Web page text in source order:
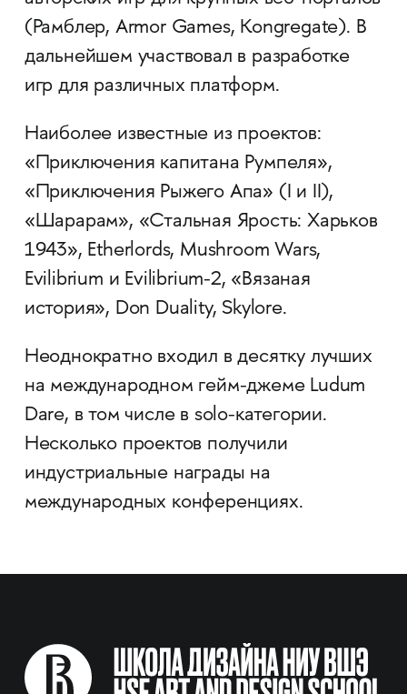
(Рамблер, Armor Games, Kongregate). В
дальнейшем участвовал в разработке
игр для различных платформ.
Наиболее известные из проектов:
«Приключения капитана Румпеля»,
«Приключения Рыжего Апа» (I и II),
«Шарарам», «Стальная Ярость: Харьков
1943», Etherlords, Mushroom Wars,
Evilibrium и Evilibrium-2, «Вязаная
история», Don Duality, Skylore.
Неоднократно входил в десятку лучших
на международном гейм-джеме Ludum
Dare, в том числе в solo-категории.
Несколько проектов получили
индустриальные награды на
международных конференциях.